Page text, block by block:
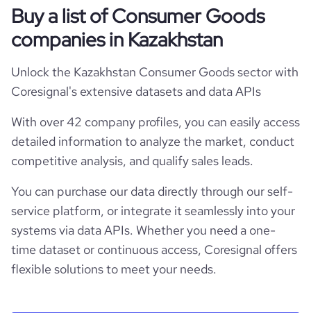
Buy a list of Consumer Goods
companies in Kazakhstan
Unlock the Kazakhstan Consumer Goods sector with
Coresignal's extensive datasets and data APIs
With over 42 company profiles, you can easily access
detailed information to analyze the market, conduct
competitive analysis, and qualify sales leads.
You can purchase our data directly through our self-
service platform, or integrate it seamlessly into your
systems via data APIs. Whether you need a one-
time dataset or continuous access, Coresignal offers
flexible solutions to meet your needs.